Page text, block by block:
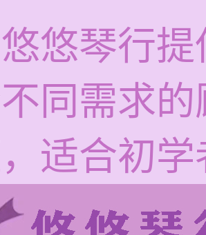
悠琴行
同需求
适合初